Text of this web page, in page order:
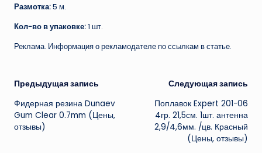
Размотка:5 м.
Кол-во в упаковке:1 шт.
Реклама. Информация о рекламодателе по ссылкам в статье.
Навигация
записи
Предыдущая запись
Фидерная резина Dunaev
Gum Clear 0.7mm (Цены,
отзывы)
Следующая запись
Поплавок Expert 201-06
4гр. 21,5см. 1шт. антенна
2,9/4,6мм. /цв. Красный
(Цены, отзывы)